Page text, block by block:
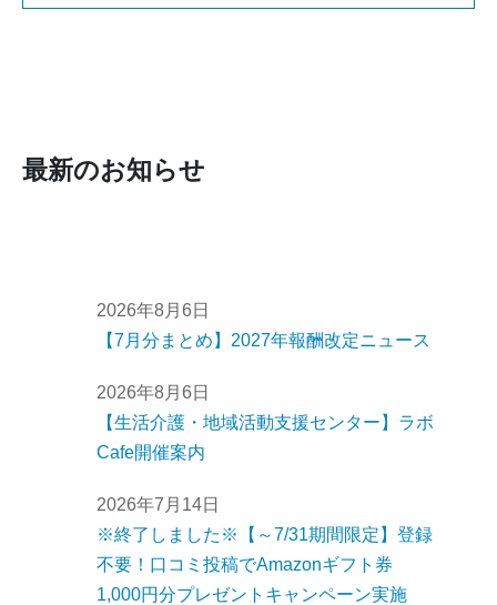
最新のお知らせ
2026年8月6日
【7月分まとめ】2027年報酬改定ニュース
2026年8月6日
【生活介護・地域活動支援センター】ラボ
Cafe開催案内
2026年7月14日
※終了しました※【～7/31期間限定】登録
不要！口コミ投稿でAmazonギフト券
1,000円分プレゼントキャンペーン実施